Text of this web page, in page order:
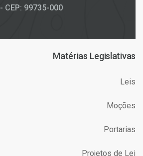
- CEP: 99735-000
Matérias Legislativas
Leis
Moções
Portarias
Projetos de Lei